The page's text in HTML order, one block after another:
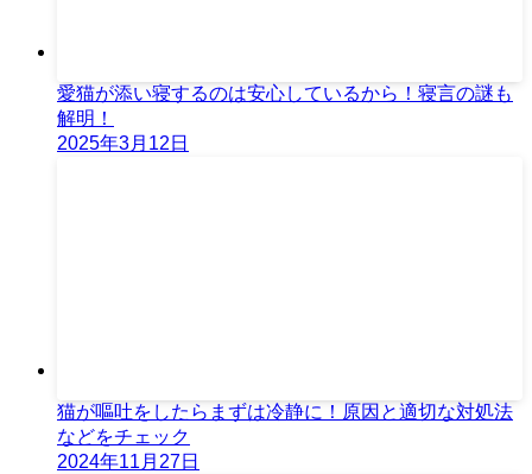
愛猫が添い寝するのは安心しているから！寝言の謎も
解明！
2025年3月12日
猫が嘔吐をしたらまずは冷静に！原因と適切な対処法
などをチェック
2024年11月27日